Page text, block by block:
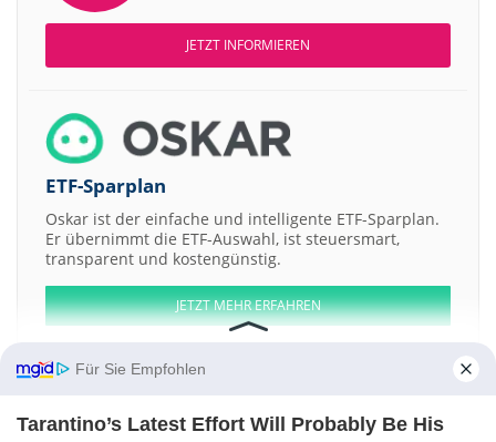
JETZT INFORMIEREN
ETF-Sparplan
Oskar ist der einfache und intelligente ETF-Sparplan.
Er übernimmt die ETF-Auswahl, ist steuersmart,
transparent und kostengünstig.
JETZT MEHR ERFAHREN
Aktien ATX DAX EuroStoxx 50 Dow Jones NASDAQ 100 Nikkei 225
Für Sie Empfohlen
Tarantino’s Latest Effort Will Probably Be His